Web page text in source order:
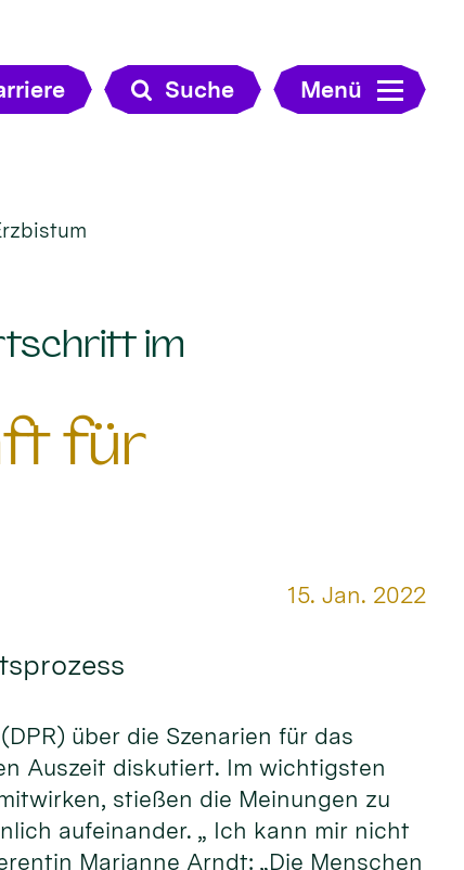
Suche Menü
im
für
Datum:
15. Jan. 2022
über die Szenarien für das
Auszeit diskutiert. Im wichtigsten
stießen die Meinungen zu
aufeinander. „ Ich kann mir nicht
Marianne Arndt: „Die Menschen